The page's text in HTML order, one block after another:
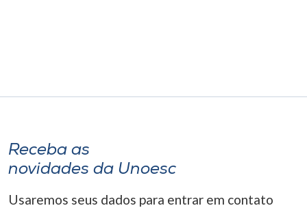
o idioma
A-
Receba as
novidades da Unoesc
Usaremos seus dados para entrar em contato